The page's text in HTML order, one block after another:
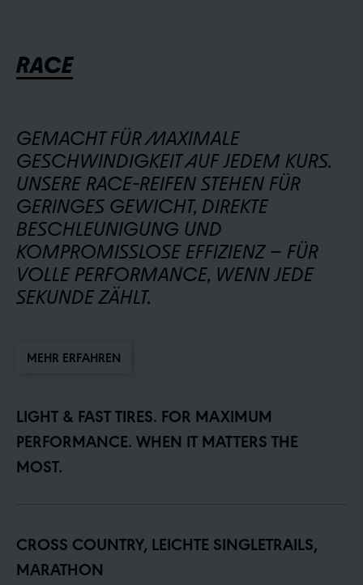
RACE
GEMACHT FÜR MAXIMALE
GESCHWINDIGKEIT AUF JEDEM KURS.
UNSERE RACE-REIFEN STEHEN FÜR
GERINGES GEWICHT, DIREKTE
BESCHLEUNIGUNG UND
KOMPROMISSLOSE EFFIZIENZ – FÜR
VOLLE PERFORMANCE, WENN JEDE
SEKUNDE ZÄHLT.
MEHR ERFAHREN
LIGHT & FAST TIRES. FOR MAXIMUM
PERFORMANCE. WHEN IT MATTERS THE
MOST.
CROSS COUNTRY, LEICHTE SINGLETRAILS,
MARATHON